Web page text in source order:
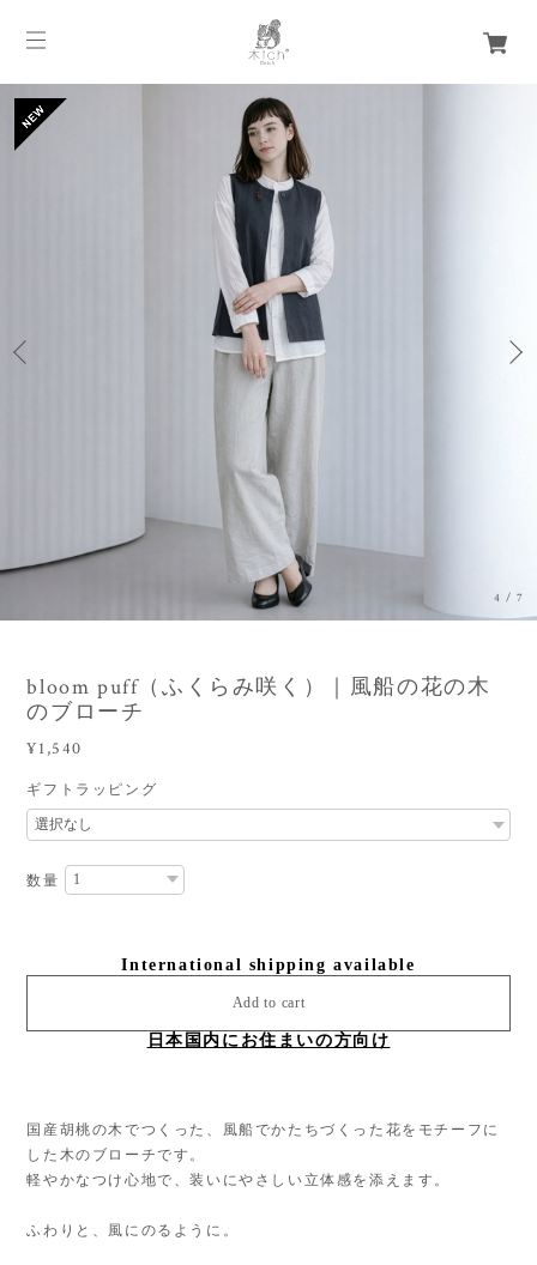
4 /7
bloom puff（ふくらみ咲く）｜風船の花の木
のブローチ
¥1,540
ギフトラッピング
数量
International shipping available
Add to cart
日本国内にお住まいの方向け
国産胡桃の木でつくった、風船でかたちづくった花をモチーフに
した木のブローチです。
軽やかなつけ心地で、装いにやさしい立体感を添えます。
ふわりと、風にのるように。